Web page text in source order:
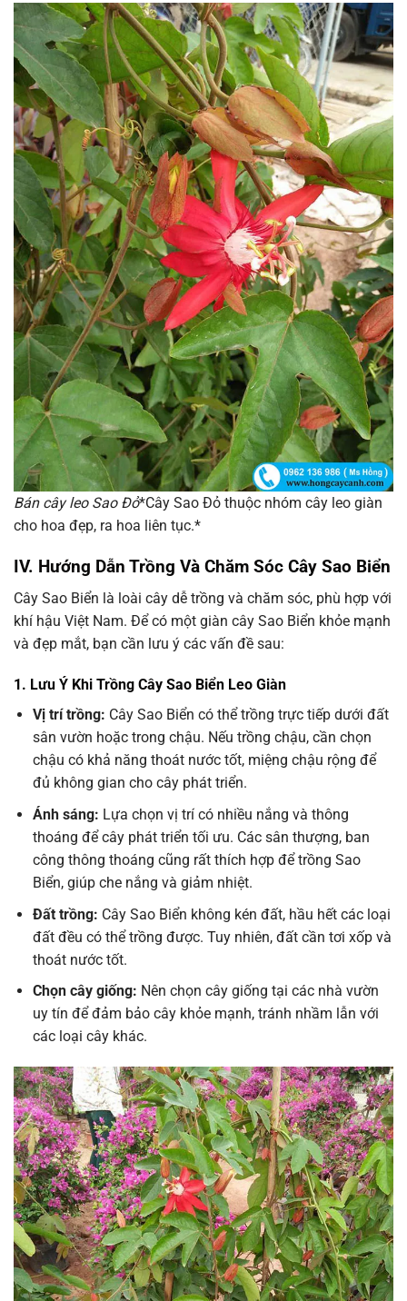
Bán cây leo Sao Đỏ*Cây Sao Đỏ thuộc nhóm cây leo giàn
cho hoa đẹp, ra hoa liên tục.*
IV. Hướng Dẫn Trồng Và Chăm Sóc Cây Sao Biển
Cây Sao Biển là loài cây dễ trồng và chăm sóc, phù hợp với
khí hậu Việt Nam. Để có một giàn cây Sao Biển khỏe mạnh
và đẹp mắt, bạn cần lưu ý các vấn đề sau:
1. Lưu Ý Khi Trồng Cây Sao Biển Leo Giàn
Vị trí trồng: Cây Sao Biển có thể trồng trực tiếp dưới đất
sân vườn hoặc trong chậu. Nếu trồng chậu, cần chọn
chậu có khả năng thoát nước tốt, miệng chậu rộng để
đủ không gian cho cây phát triển.
Ánh sáng: Lựa chọn vị trí có nhiều nắng và thông
thoáng để cây phát triển tối ưu. Các sân thượng, ban
công thông thoáng cũng rất thích hợp để trồng Sao
Biển, giúp che nắng và giảm nhiệt.
Đất trồng: Cây Sao Biển không kén đất, hầu hết các loại
đất đều có thể trồng được. Tuy nhiên, đất cần tơi xốp và
thoát nước tốt.
Chọn cây giống: Nên chọn cây giống tại các nhà vườn
uy tín để đảm bảo cây khỏe mạnh, tránh nhầm lẫn với
các loại cây khác.